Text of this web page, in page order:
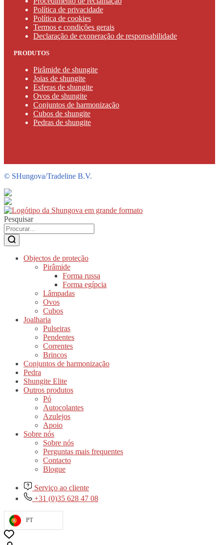
Política de privacidade
Política de cookies
Termos e condições gerais
Declaração de exoneração de responsabilidade
PRODUTOS
Pirâmide de shungite
Joias de shungite
Esferas de shungite
Ovos de shungite
Conjuntos de harmonização
Cubos de shungite
Pedras de shungite
© SHungova/Tradeline B.V.
Pesquisar
Objectos de proteção
Pirâmide
Forma russa
Forma egípcia
Lâmpadas
Ovos
Cubos
Joalharia
Pulseiras
Pendentes
Correntes
Brincos
Conjuntos de harmonização
Pedra
Shungite Elite
Outros produtos
Pó
Autocolantes
Azulejos
Apoio
Sobre nós
Sobre nós
Perguntas mais frequentes
Contacto
Blogue
Serviço ao cliente
+31 (0)35 628 47 08
PT